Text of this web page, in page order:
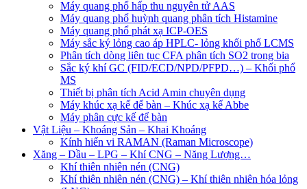
Máy quang phổ hấp thu nguyên tử AAS
Máy quang phổ huỳnh quang phân tích Histamine
Máy quang phổ phát xạ ICP-OES
Máy sắc ký lỏng cao áp HPLC- lỏng khối phổ LCMS
Phân tích dòng liên tục CFA phân tích SO2 trong bia
Sắc ký khí GC (FID/ECD/NPD/PFPD…) – Khối phổ
MS
Thiết bị phân tích Acid Amin chuyên dụng
Máy khúc xạ kế để bàn – Khúc xạ kế Abbe
Máy phân cực kế để bàn
Vật Liệu – Khoáng Sản – Khai Khoáng
Kính hiển vi RAMAN (Raman Microscope)
Xăng – Dầu – LPG – Khí CNG – Năng Lượng…
Khí thiên nhiên nén (CNG)
Khí thiên nhiên nén (CNG) – Khí thiên nhiên hóa lỏng